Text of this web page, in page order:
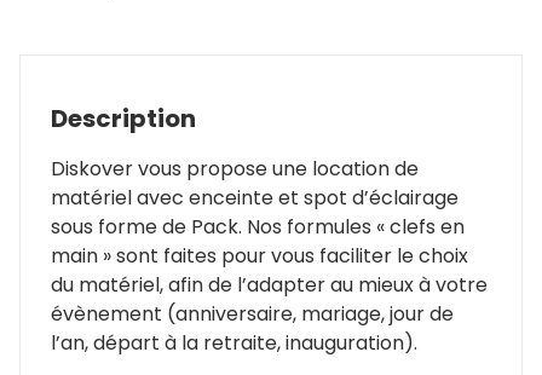
Description
Diskover vous propose une location de
matériel avec enceinte et spot d’éclairage
sous forme de Pack. Nos formules « clefs en
main » sont faites pour vous faciliter le choix
du matériel, afin de l’adapter au mieux à votre
évènement (anniversaire, mariage, jour de
l’an, départ à la retraite, inauguration).